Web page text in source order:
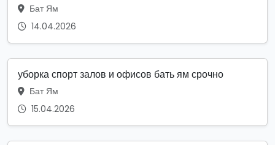
Бат Ям
14.04.2026
уборка спорт залов и офисов бать ям срочно
Бат Ям
15.04.2026